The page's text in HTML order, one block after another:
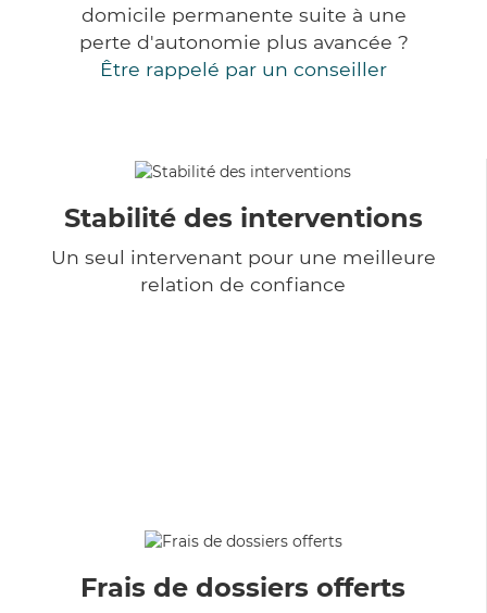
domicile permanente suite à une
perte d'autonomie plus avancée ?
Être rappelé par un conseiller
Stabilité des interventions
Un seul intervenant pour une meilleure
relation de confiance
Frais de dossiers offerts